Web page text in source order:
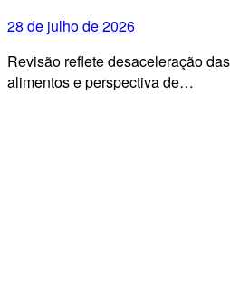
28 de julho de 2026
Revisão reflete desaceleração
alimentos e perspectiva de…